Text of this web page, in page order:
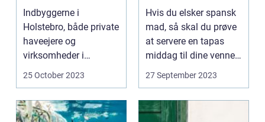
til dit udemiljø
Indbyggerne i
Holstebro, både private
haveejere og
virksomheder i
ejendomsbranchen,
25 October 2023
inspirerede
middag
Hvis du elsker spansk
mad, så skal du prøve
at servere en tapas
middag til dine venner
...
27 September 2023